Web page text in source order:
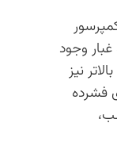
وجود
نیز
فشرده